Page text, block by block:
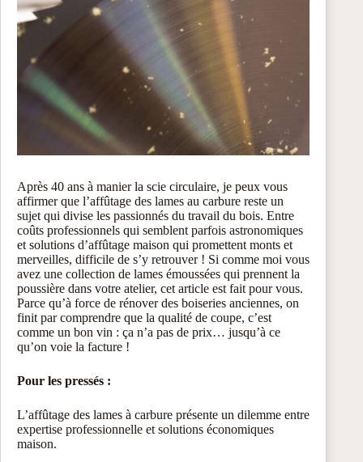
Après 40 ans à manier la scie circulaire, je peux vous
affirmer que l’affûtage des lames au carbure reste un
sujet qui divise les passionnés du travail du bois. Entre
coûts professionnels qui semblent parfois astronomiques
et solutions d’affûtage maison qui promettent monts et
merveilles, difficile de s’y retrouver ! Si comme moi vous
avez une collection de lames émoussées qui prennent la
poussière dans votre atelier, cet article est fait pour vous.
Parce qu’à force de rénover des boiseries anciennes, on
finit par comprendre que la qualité de coupe, c’est
comme un bon vin : ça n’a pas de prix… jusqu’à ce
qu’on voie la facture !
Pour les pressés :
L’affûtage des lames à carbure présente un dilemme entre
expertise professionnelle et solutions économiques
maison.